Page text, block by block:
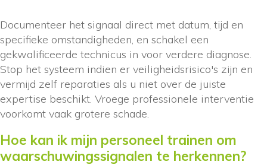
Documenteer het signaal direct met datum, tijd en
specifieke omstandigheden, en schakel een
gekwalificeerde technicus in voor verdere diagnose.
Stop het systeem indien er veiligheidsrisico's zijn en
vermijd zelf reparaties als u niet over de juiste
expertise beschikt. Vroege professionele interventie
voorkomt vaak grotere schade.
Hoe kan ik mijn personeel trainen om
waarschuwingssignalen te herkennen?